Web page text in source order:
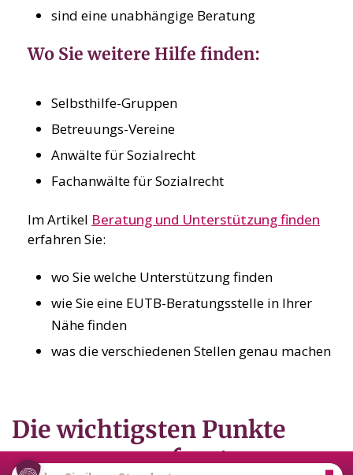
sind eine unabhängige Beratung
Wo Sie weitere Hilfe finden:
Selbsthilfe-Gruppen
Betreuungs-Vereine
Anwälte für Sozialrecht
Fachanwälte für Sozialrecht
Im Artikel Beratung und Unterstützung finden
erfahren Sie:
wo Sie welche Unterstützung finden
wie Sie eine EUTB-Beratungsstelle in Ihrer
Nähe finden
was die verschiedenen Stellen genau machen
Die wichtigsten Punkte
zusammengefasst